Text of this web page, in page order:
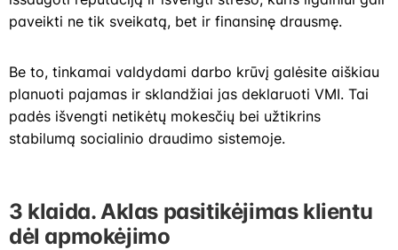
paveikti ne tik sveikatą, bet ir finansinę drausmę.
Be to, tinkamai valdydami darbo krūvį galėsite aiškiau
planuoti pajamas ir sklandžiai jas deklaruoti VMI. Tai
padės išvengti netikėtų mokesčių bei užtikrins
stabilumą socialinio draudimo sistemoje.
3 klaida. Aklas pasitikėjimas klientu
dėl apmokėjimo